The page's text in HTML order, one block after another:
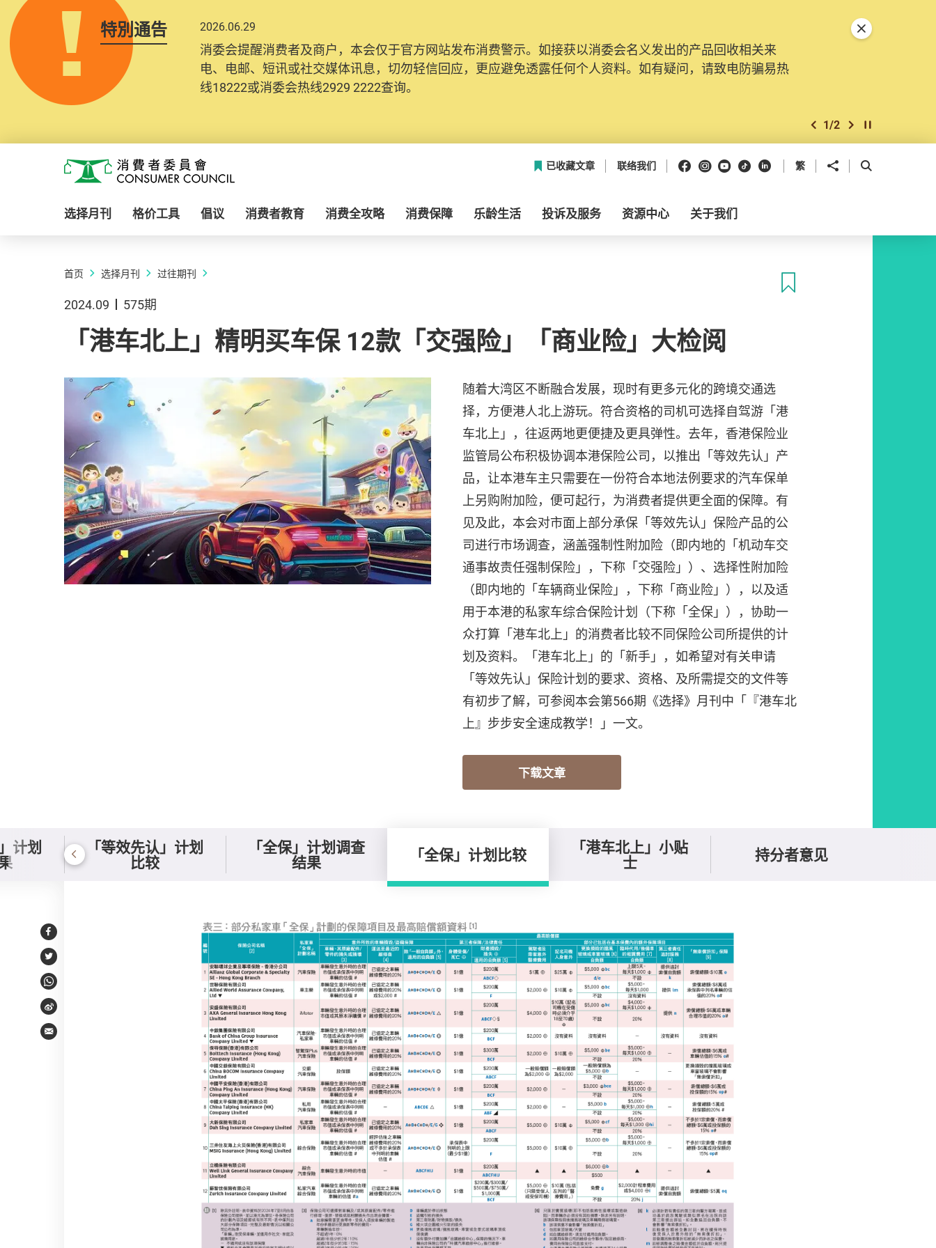
特別通告 2026.06.29
消委会提醒消费者及商户，本会仅于官方网站发布消费警示。如接获以消委会名义发出的产品回收相关来
电、电邮、短讯或社交媒体讯息，切勿轻信回应，更应避免透露任何个人资料。如有疑问，请致电防骗易热
线18222或消委会热线2929 2222查询。
上一个
1/2 下一个开始/暂停幻灯
关闭特別通告
消费者委员会
已收藏文章 联络我们 Facebook
Instagram
Youtube
抖音领英 繁 分享到 开启搜寻框
选择月刊 格价工具 倡议 消费者教育 消费全攻略 消费保障 乐龄生活 投诉及服务 资源中心 关于我们
首页 选择月刊 过往期刊
2024.09 575期
「港车北上」精明买车保 12款「交强险」「商业险」大检阅
随着大湾区不断融合发展，现时有更多元化的跨境交通选
择，方便港人北上游玩。符合资格的司机可选择自驾游「港
车北上」，往返两地更便捷及更具弹性。去年，香港保险业
监管局公布积极协调本港保险公司，以推出「等效先认」产
品，让本港车主只需要在一份符合本地法例要求的汽车保单
上另购附加险，便可起行，为消费者提供更全面的保障。有
见及此，本会对市面上部分承保「等效先认」保险产品的公
司进行市场调查，涵盖强制性附加险（即内地的「机动车交
通事故责任强制保险」，下称「交强险」）、选择性附加险
（即内地的「车辆商业保险」，下称「商业险」），以及适
用于本港的私家车综合保险计划（下称「全保」），协助一
众打算「港车北上」的消费者比较不同保险公司所提供的计
划及资料。「港车北上」的「新手」，如希望对有关申请
「等效先认」保险计划的要求、资格、及所需提交的文件等
有初步了解，可参阅本会第566期《选择》月刊中「『港车北
上』步步安全速成教学！」一文。
下载文章
计划 「等效先认」计划
比较
「全保」计划调查
结果 「全保」计划比较 「港车北上」小贴
士 持分者意见
Facebook
Twitter
WhatsApp
Weibo
Email